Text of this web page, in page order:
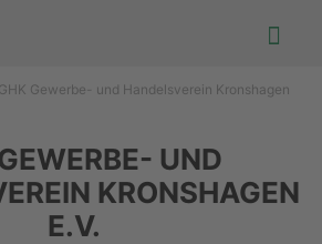
GHK Gewerbe- und Handelsverein Kronshagen
UND
KRONSHAGEN
E.V.